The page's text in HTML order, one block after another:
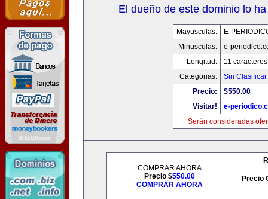
El dueño de este dominio lo
Mayusculas:
E-
Minusculas:
e-
Longitud:
11 caracteres
Categorias:
Sin Clasificar
Precio:
$550.00
Visitar!
e-
Serán consideradas
COMPRAR AHORA
Precio $550.00
COMPRAR AHORA
Precio